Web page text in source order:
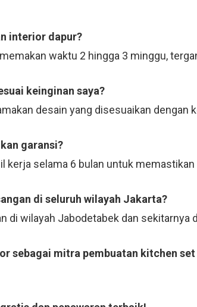
interior dapur?
waktu 2 hingga 3 minggu,
keinginan saya?
desain yang disesuaikan dengan
garansi?
kerja selama 6 bulan untuk
di seluruh wilayah Jakarta?
di wilayah Jabodetabek dan sekitarnya
sebagai mitra pembuatan kitchen